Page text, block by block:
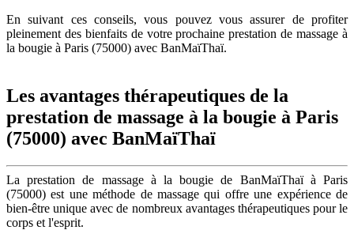
En suivant ces conseils, vous pouvez vous assurer de profiter
pleinement des bienfaits de votre prochaine prestation de massage à
la bougie à Paris (75000) avec BanMaïThaï.
Les avantages thérapeutiques de la
prestation de massage à la bougie à Paris
(75000) avec BanMaïThaï
La prestation de massage à la bougie de BanMaïThaï à Paris
(75000) est une méthode de massage qui offre une expérience de
bien-être unique avec de nombreux avantages thérapeutiques pour le
corps et l'esprit.